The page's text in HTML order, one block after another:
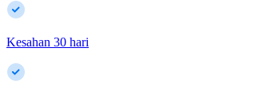
Kesahan 30 hari